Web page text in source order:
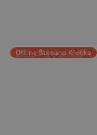
Offline Štěpána Křečka